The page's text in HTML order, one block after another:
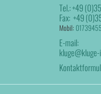
Tel.:+49
Fax:+49
Mobil:
E-mail: